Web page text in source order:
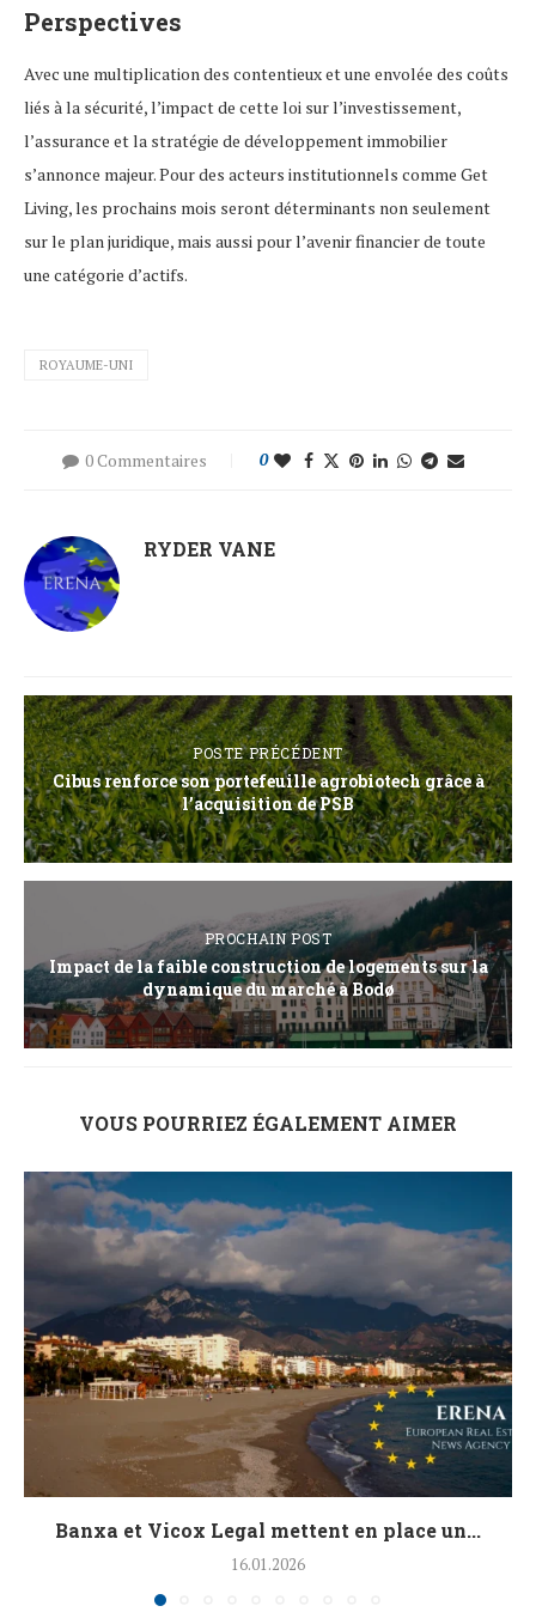
Perspectives
Avec une multiplication des contentieux et une envolée des coûts
liés à la sécurité, l’impact de cette loi sur l’investissement,
l’assurance et la stratégie de développement immobilier
s’annonce majeur. Pour des acteurs institutionnels comme Get
Living, les prochains mois seront déterminants non seulement
sur le plan juridique, mais aussi pour l’avenir financier de toute
une catégorie d’actifs.
ROYAUME-UNI
0 Commentaires 0
RYDER VANE
POSTE PRÉCÉDENT
Cibus renforce son portefeuille agrobiotech grâce à
l’acquisition de PSB
PROCHAIN POST
Impact de la faible construction de logements sur la
dynamique du marché à Bodø
VOUS POURRIEZ ÉGALEMENT AIMER
Banxa et Vicox Legal mettent en place un...
16.01.2026